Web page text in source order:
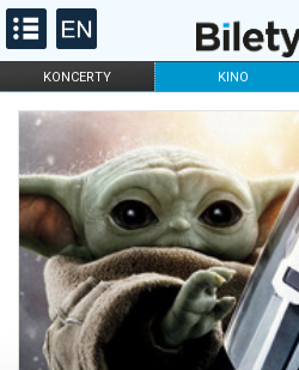
KONCERTY KINO
FILHARMONIA OPERA I BALET
DLA DZIECI